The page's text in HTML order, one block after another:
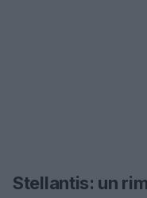
Stellantis: un